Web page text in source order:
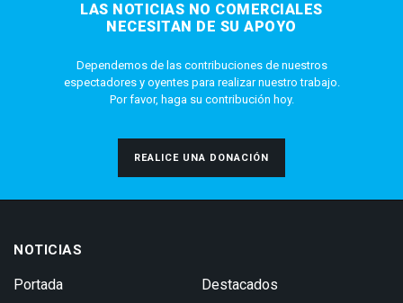
LAS NOTICIAS NO COMERCIALES
NECESITAN DE SU APOYO
Dependemos de las contribuciones de nuestros
espectadores y oyentes para realizar nuestro trabajo.
Por favor, haga su contribución hoy.
REALICE UNA DONACIÓN
NOTICIAS
Portada Destacados